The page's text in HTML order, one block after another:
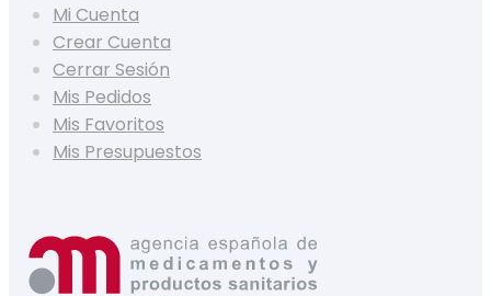
Mi Cuenta
Crear Cuenta
Cerrar Sesión
Mis Pedidos
Mis Favoritos
Mis Presupuestos